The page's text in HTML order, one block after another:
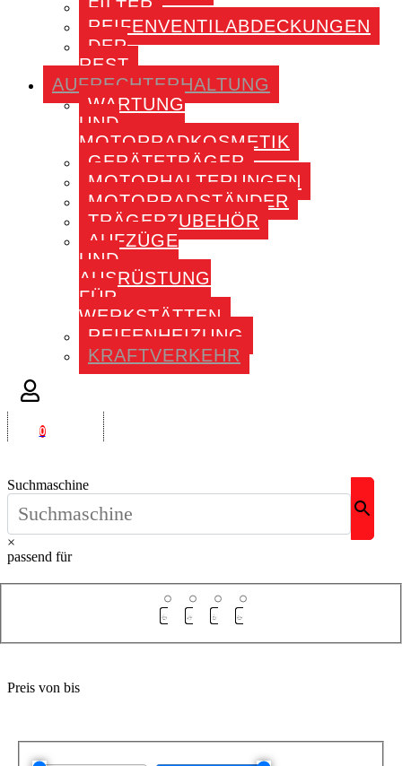
FILTER
REIFENVENTILABDECKUNGEN
DER
REST
AUFRECHTERHALTUNG
WARTUNG
UND
MOTORRADKOSMETIK
GERÄTETRÄGER
MOTORHALTERUNGEN
MOTORRADSTÄNDER
TRÄGERZUBEHÖR
AUFZÜGE
UND
AUSRÜSTUNG
FÜR
WERKSTÄTTEN
REIFENHEIZUNG
KRAFTVERKEHR
0
Suchmaschine
×
passend für
Preis von bis